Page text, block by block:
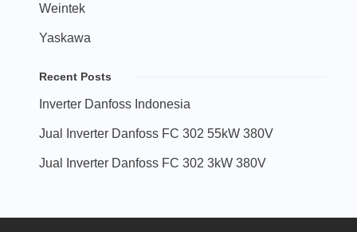
Weintek
Yaskawa
Recent Posts
Inverter Danfoss Indonesia
Jual Inverter Danfoss FC 302 55kW 380V
Jual Inverter Danfoss FC 302 3kW 380V